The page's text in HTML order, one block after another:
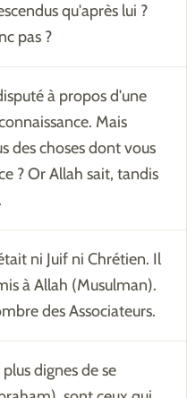
qu'après lui ?
pas ?
à propos d'une
Mais
des choses dont vous
? Or Allah sait, tandis
ni Juif ni Chrétien. Il
à Allah (Musulman).
des Associateurs.
dignes de se